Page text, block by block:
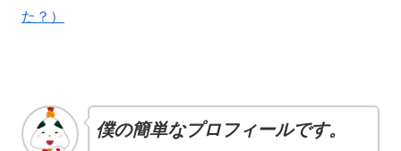
た？）
僕の簡単なプロフィールです。